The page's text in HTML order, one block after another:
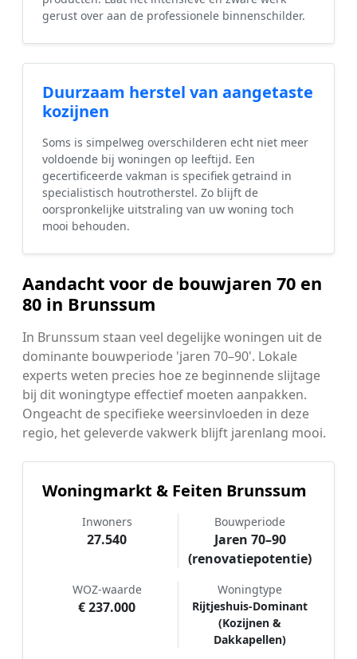
gerust over aan de professionele binnenschilder.
Duurzaam herstel van aangetaste
kozijnen
Soms is simpelweg overschilderen echt niet meer
voldoende bij woningen op leeftijd. Een
gecertificeerde vakman is specifiek getraind in
specialistisch houtrotherstel. Zo blijft de
oorspronkelijke uitstraling van uw woning toch
mooi behouden.
Aandacht voor de bouwjaren 70 en
80 in Brunssum
In Brunssum staan veel degelijke woningen uit de
dominante bouwperiode 'jaren 70–90'. Lokale
experts weten precies hoe ze beginnende slijtage
bij dit woningtype effectief moeten aanpakken.
Ongeacht de specifieke weersinvloeden in deze
regio, het geleverde vakwerk blijft jarenlang mooi.
Woningmarkt & Feiten Brunssum
Inwoners
27.540
Bouwperiode
Jaren 70–90
(renovatiepotentie)
WOZ-waarde
€ 237.000
Woningtype
Rijtjeshuis-Dominant
(Kozijnen &
Dakkapellen)